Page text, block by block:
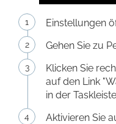
Einstellungen
Gehen Sie zu
Klicken Sie
auf den Link
in der
Aktivieren Sie